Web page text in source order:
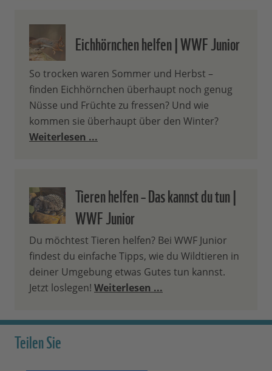
Eichhörnchen helfen | WWF Junior
So trocken waren Sommer und Herbst –
finden Eichhörnchen überhaupt noch genug
Nüsse und Früchte zu fressen? Und wie
kommen sie überhaupt über den Winter?
Weiterlesen ...
Tieren helfen – Das kannst du tun |
WWF Junior
Du möchtest Tieren helfen? Bei WWF Junior
findest du einfache Tipps, wie du Wildtieren in
deiner Umgebung etwas Gutes tun kannst.
Jetzt loslegen! Weiterlesen ...
Teilen Sie